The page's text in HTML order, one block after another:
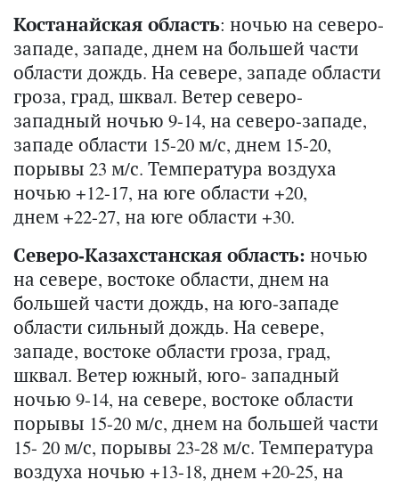
Костанайская область: ночью на северо-
западе, западе, днем на большей части
области дождь. На севере, западе области
гроза, град, шквал. Ветер северо-
западный ночью 9-14, на северо-западе,
западе области 15-20 м/с, днем 15-20,
порывы 23 м/с. Температура воздуха
ночью +12-17, на юге области +20,
днем +22-27, на юге области +30.
Северо-Казахстанская область: ночью
на севере, востоке области, днем на
большей части дождь, на юго-западе
области сильный дождь. На севере,
западе, востоке области гроза, град,
шквал. Ветер южный, юго- западный
ночью 9-14, на севере, востоке области
порывы 15-20 м/с, днем на большей части
15- 20 м/с, порывы 23-28 м/с. Температура
воздуха ночью +13-18, днем +20-25, на